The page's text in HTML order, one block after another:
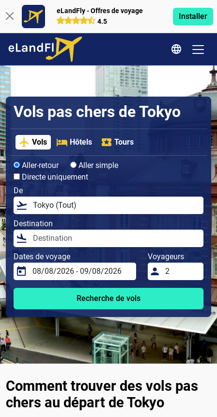
eLandFly - Offres de voyage
4.5
Installer
Vols pas chers de Tokyo
Vols Hôtels Tours
Aller-retour
Aller simple
Directe uniquement
De
Destination
Dates de voyage Voyageurs
Recherche de vols
Comment trouver des vols pas
chers au départ de Tokyo